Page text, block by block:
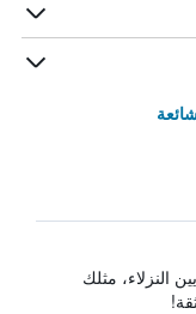
النزلاء، مثلك